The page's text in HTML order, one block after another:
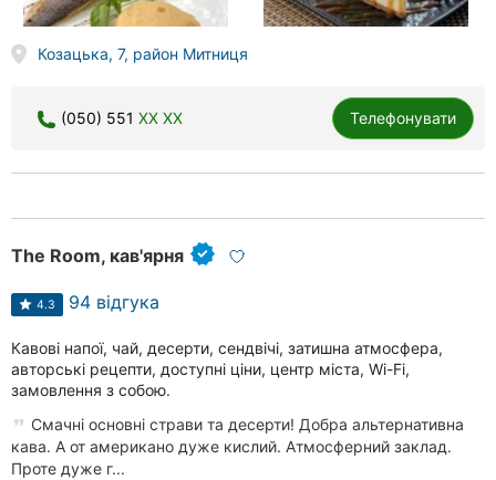
Козацька, 7, район Митниця
(050) 551 XX XX Телефонувати
The Room, кав'ярня
4.3 94 відгука
Кавові напої, чай, десерти, сендвічі, затишна атмосфера,
авторські рецепти, доступні ціни, центр міста, Wi-Fi,
замовлення з собою.
Смачні основні страви та десерти! Добра альтернативна
кава. А от американо дуже кислий. Атмосферний заклад.
Проте дуже г...